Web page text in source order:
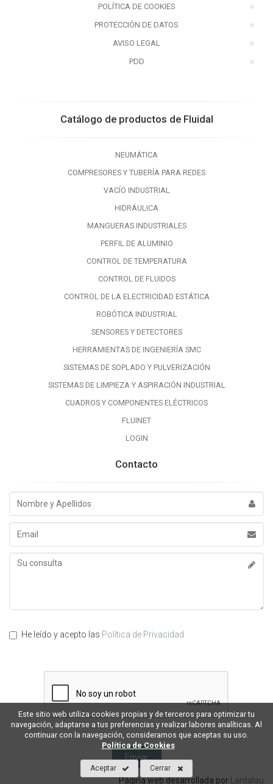
POLÍTICA DE COOKIES
PROTECCIÓN DE DATOS
AVISO LEGAL
PDD
Catálogo de productos de Fluidal
NEUMÁTICA
COMPRESORES Y TUBERÍA PARA REDES
VACÍO INDUSTRIAL
HIDRÁULICA
MANGUERAS INDUSTRIALES
PERFIL DE ALUMINIO
CONTROL DE TEMPERATURA
CONTROL DE FLUIDOS
CONTROL DE LA ELECTRICIDAD ESTÁTICA
ROBÓTICA INDUSTRIAL
SENSORES Y DETECTORES
HERRAMIENTAS DE INGENIERÍA SMC
SISTEMAS DE SOPLADO Y PULVERIZACIÓN
SISTEMAS DE LIMPIEZA Y ASPIRACIÓN INDUSTRIAL
CUADROS Y COMPONENTES ELÉCTRICOS
FLUINET
LOGIN
Contacto
Apellidos
Su
He leído y acepto las Política de Privacidad
Página web desarrollada por Lantalau
Este sitio web utiliza cookies propias y de terceros para optimizar tu
navegación, adaptarse a tus preferencias y realizar labores analíticas. Al
continuar con la navegación, consideramos que aceptas su uso.
Política de Cookies
Aceptar Cerrar